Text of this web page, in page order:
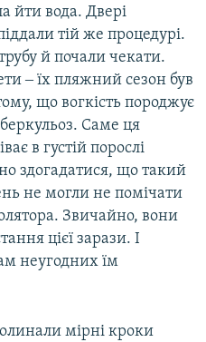
йти вода. Двері
тій же процедурі.
й почали чекати.
‒ їх пляжний сезон був
що вогкість породжує
Саме ця
в густій порослі
здогадатися, що такий
не могли не помічати
Звичайно, вони
цієї зарази. І
неугодних їм
мірні кроки